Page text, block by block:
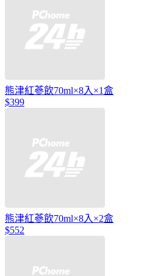
熊津紅蔘飲70ml×8入×1盒
$399
熊津紅蔘飲70ml×8入×2盒
$552